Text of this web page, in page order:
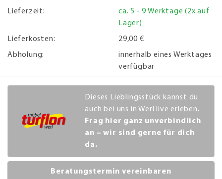
Lieferzeit:
ca. 5 - 9 Werktage (2x auf
Lager)
Lieferkosten:
29,00 €
Abholung:
innerhalb eines Werktages
verfügbar
Dieses Lieblingsstück kannst du
auch bei uns in Werl live erleben.
Frag hier ganz unverbindlich
an – wir sind gerne für dich
da.
Beratungstermin vereinbaren